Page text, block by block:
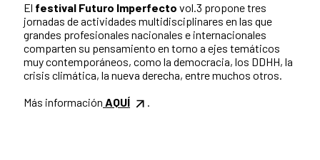
El festival Futuro Imperfecto vol.3 propone tres
jornadas de actividades multidisciplinares en las que
grandes profesionales nacionales e internacionales
comparten su pensamiento en torno a ejes temáticos
muy contemporáneos, como la democracia, los DDHH, la
crisis climática, la nueva derecha, entre muchos otros.
Más información AQUÍ .